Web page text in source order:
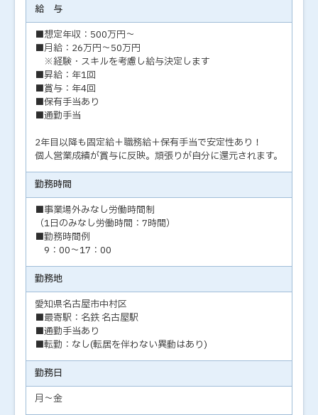
給 与
■想定年収：500万円～
■月給：26万円～50万円
※経験・スキルを考慮し給与決定します
■昇給：年1回
■賞与：年4回
■保有手当あり
■通勤手当
2年目以降も固定給＋職務給＋保有手当で安定性あり！
個人営業成績が賞与に反映。頑張りが自分に還元されます。
勤務時間
■事業場外みなし労働時間制
（1日のみなし労働時間：7時間）
■勤務時間例
9：00～17：00
勤務地
愛知県名古屋市中村区
■最寄駅：名鉄 名古屋駅
■通勤手当あり
■転勤：なし(転居を伴わない異動はあり)
勤務日
月～金